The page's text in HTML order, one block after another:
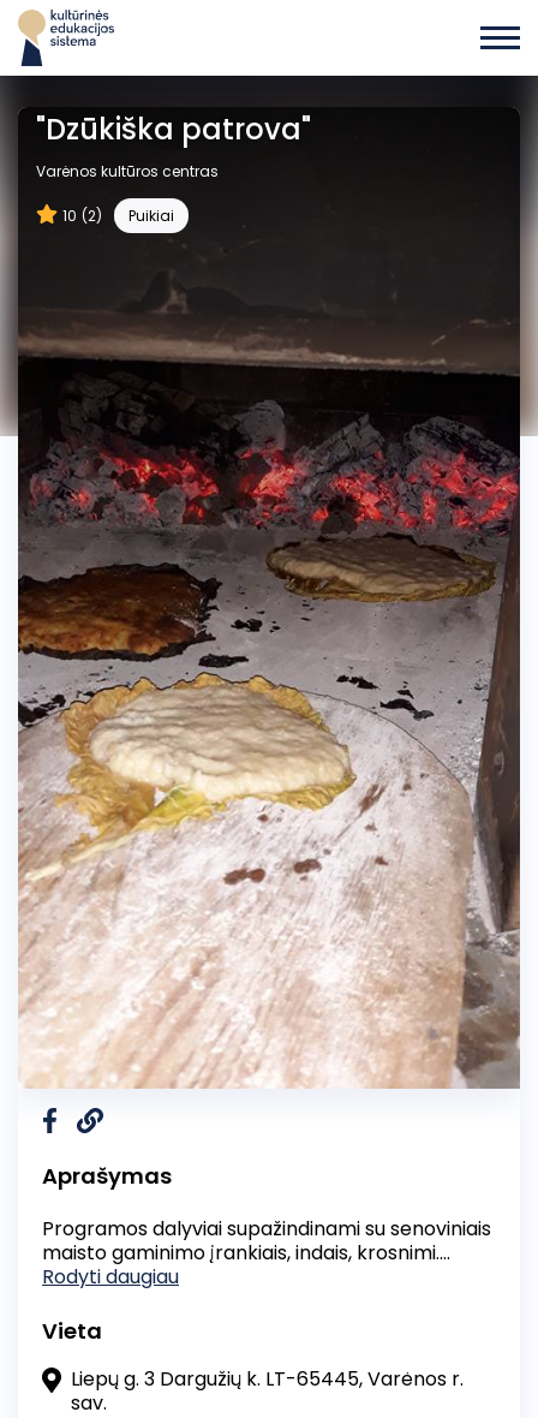
"Dzūkiška patrova"
Varėnos kultūros centras
10 (2) Puikiai
Aprašymas
Programos dalyviai supažindinami su senoviniais
maisto gaminimo įrankiais, indais, krosnimi.
Patys dalyviai dalyvauja bandų gaminimo
kopūsto lapo kepa, vyksta viktorina, kurią
sudaro tradiciniai lietuviški žaidimai, dainos,
rateliai, mįslių spėjimai ir pan. Kai bandos iškepa,
dalyviai nusilupa kopūstą, užpilamas padažas ir
Rodyti daugiau
Vieta
Liepų g. 3 Dargužių k. LT-65445, Varėnos r.
sav.